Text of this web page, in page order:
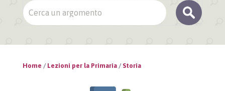
Home / Lezioni per la Primaria/ Storia